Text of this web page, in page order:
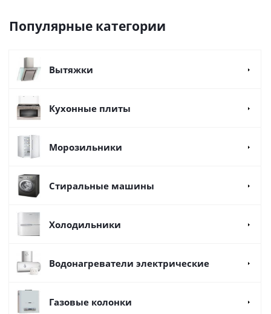
Популярные категории
Вытяжки
Кухонные плиты
Морозильники
Стиральные машины
Холодильники
Водонагреватели электрические
Газовые колонки